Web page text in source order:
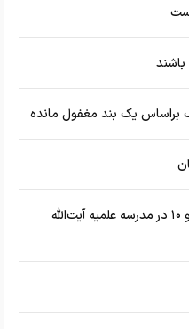
باشند
براساس یک بند مغفول مانده
آغاز پذیرش طلاب پایه‌های ۷، ۸، ۹ و ۱۰ در مدرسه علمیه آیت‌الله